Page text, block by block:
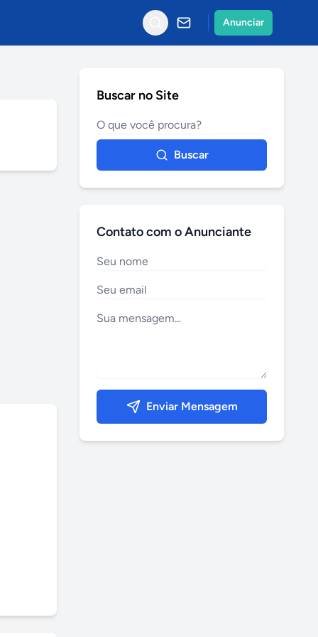
Anunciar
Buscar no Site
Buscar
Contato com o Anunciante
Enviar Mensagem